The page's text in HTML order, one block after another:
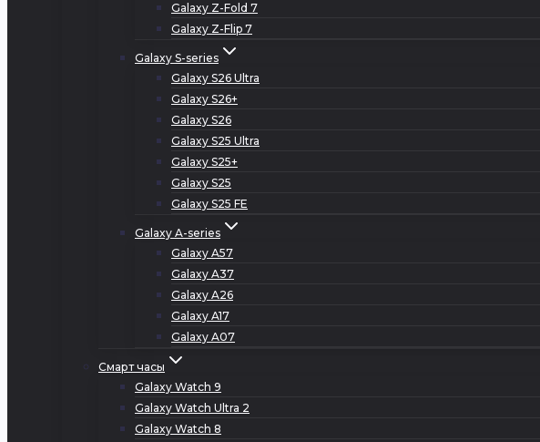
Galaxy Z-Fold 7
Galaxy Z-Flip 7
Galaxy S-series
Galaxy S26 Ultra
Galaxy S26+
Galaxy S26
Galaxy S25 Ultra
Galaxy S25+
Galaxy S25
Galaxy S25 FE
Galaxy A-series
Galaxy A57
Galaxy A37
Galaxy A26
Galaxy A17
Galaxy A07
Смарт часы
Galaxy Watch 9
Galaxy Watch Ultra 2
Galaxy Watch 8